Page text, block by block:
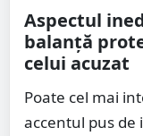
Aspectul
balanță
celui acuzat
Poate cel mai
accentul pus